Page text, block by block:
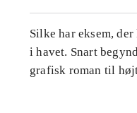
Silke har eksem,
i havet. Snart
grafisk roman til